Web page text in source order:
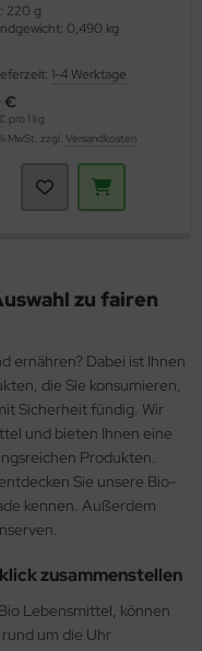
220 g
0,490 kg
1-4 Werktage
€
pro 1 kg
MwSt. zzgl. Versandkosten
zu fairen
ernähren? Dabei ist Ihnen
die Sie konsumieren,
Sicherheit fündig. Wir
und bieten Ihnen eine
Produkten.
Sie unsere Bio-
kennen. Außerdem
zusammenstellen
Lebensmittel, können
um die Uhr